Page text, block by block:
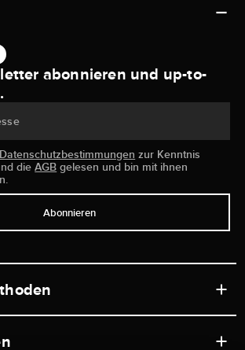
abonnieren und up-to-
Datenschutzbestimmungen zur Kenntnis
dieAGB gelesen und bin mit ihnen
Abonnieren